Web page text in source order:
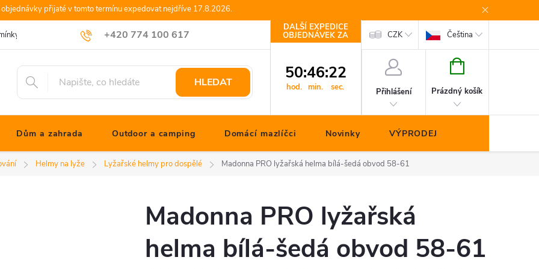
přijaté v tomto termínu expedovat nejdříve 17.8.2026.
+420 774 100 617
info@jonathanshop.cz
Podmínky ochrany osobních údajů Blog JONATHANshop.cz Kontakty CZK Čeština
HLEDAT
DALŠÍ EXPEDICE
OBJEDNÁVEK ZA
50
hod.
:46
min.
:22
sec. Přihlášení
NÁKUPNÍ
Prázdný košík
Dům a zahrada Outdoor a camping Domácí mazlíčci Novinky VÝPRODEJ
Helmy na lyže Lyžařské helmy pro dospělé Madonna PRO lyžařská helma bílá-šedá obvod 58-61
Madonna PRO lyžařská
helma bílá-šedá obvod 58-61